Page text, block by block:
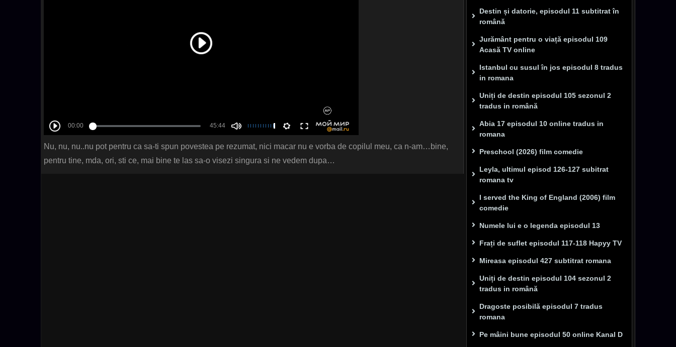
Nu, nu, nu..nu pot pentru ca sa-ti spun povestea pe rezumat, nici macar nu e vorba de copilul meu, ca n-am…bine,
pentru tine, mda, ori, sti ce, mai bine te las sa-o visezi singura si ne vedem dupa…
Destin și datorie, episodul 11 subtitrat în
română
Jurământ pentru o viață episodul 109
Acasă TV online
Istanbul cu susul în jos episodul 8 tradus
in romana
Uniți de destin episodul 105 sezonul 2
tradus in română
Abia 17 episodul 10 online tradus in
romana
Preschool (2026) film comedie
Leyla, ultimul episod 126-127 subitrat
romana tv
I served the King of England (2006) film
comedie
Numele lui e o legenda episodul 13
Frați de suflet episodul 117-118 Hapyy TV
Mireasa episodul 427 subtitrat romana
Uniți de destin episodul 104 sezonul 2
tradus in română
Dragoste posibilă episodul 7 tradus
romana
Pe mâini bune episodul 50 online Kanal D